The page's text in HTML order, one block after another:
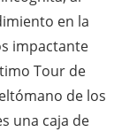
en la
impactante
Tour de
de los
una caja de